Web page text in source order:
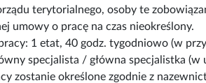
terytorialnego, osoby te
umowy o pracę na czas nieokreślony.
1 etat, 40 godz. tygodniowo (w
specjalista / główna specjalistka
zostanie określone zgodnie z